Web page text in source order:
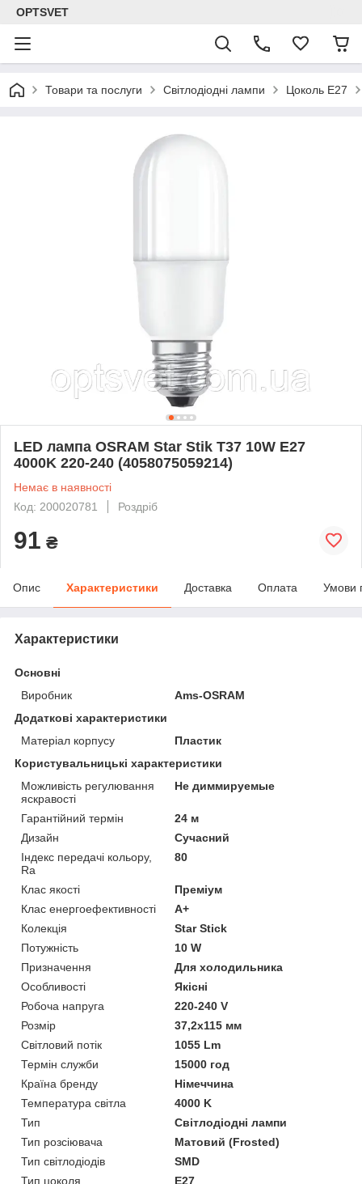
OPTSVET
Товари та послуги Світлодіодні лампи Цоколь E27
LED лампа OSRAM Star Stik T37 10W E27
4000K 220-240 (4058075059214)
Немає в наявності
Код: 200020781
Роздріб
91 ₴
Опис Характеристики Доставка Оплата Умови
Характеристики
Основні
Виробник
Ams-OSRAM
Додаткові характеристики
Матеріал корпусу
Пластик
Користувальницькі характеристики
Можливість регулювання
яскравості
Не диммируемые
Гарантійний термін
24 м
Дизайн
Сучасний
Індекс передачі кольору,
Ra
80
Клас якості
Преміум
Клас енергоефективності
A+
Колекція
Star Stick
Потужність
10 W
Призначення
Для холодильника
Особливості
Якісні
Робоча напруга
220-240 V
Розмір
37,2х115 мм
Світловий потік
1055 Lm
Термін служби
15000 год
Країна бренду
Німеччина
Температура світла
4000 K
Тип
Світлодіодні лампи
Тип розсіювача
Матовий (Frosted)
Тип світлодіодів
SMD
Тип цоколя
E27